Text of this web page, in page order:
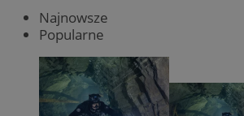
Najnowsze
Popularne